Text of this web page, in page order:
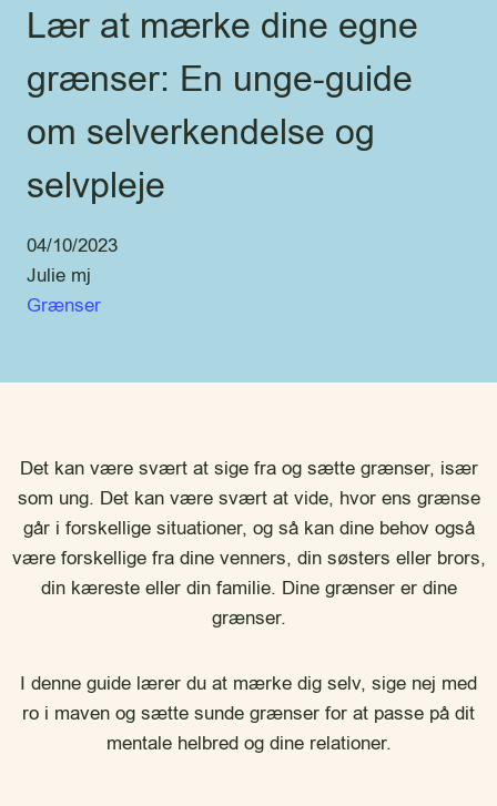
Lær at mærke dine egne
grænser: En unge-guide
om selverkendelse og
selvpleje
04/10/2023
Julie mj
Grænser
Det kan være svært at sige fra og sætte grænser, især
som ung. Det kan være svært at vide, hvor ens grænse
går i forskellige situationer, og så kan dine behov også
være forskellige fra dine venners, din søsters eller brors,
din kæreste eller din familie. Dine grænser er dine
grænser.
I denne guide lærer du at mærke dig selv, sige nej med
ro i maven og sætte sunde grænser for at passe på dit
mentale helbred og dine relationer.